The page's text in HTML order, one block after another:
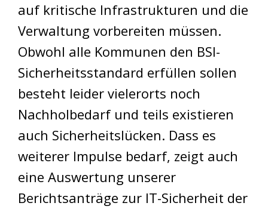
auf kritische Infrastrukturen und die
Verwaltung vorbereiten müssen.
Obwohl alle Kommunen den BSI-
Sicherheitsstandard erfüllen sollen
besteht leider vielerorts noch
Nachholbedarf und teils existieren
auch Sicherheitslücken. Dass es
weiterer Impulse bedarf, zeigt auch
eine Auswertung unserer
Berichtsanträge zur IT-Sicherheit der